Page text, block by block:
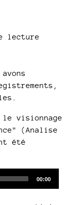
lecture
le visionnage
(Analise
été
Total
00:00